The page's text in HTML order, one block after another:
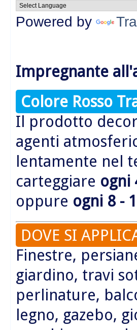
Powered by
Impregnante
Colore Rosso
Il prodotto
agenti
lentamente nel
carteggiare ogni
oppure ogni 8 -
DOVE SI
Finestre,
giardino, travi
perlinature,
legno, gazebo,